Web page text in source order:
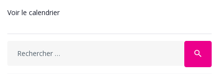
Voir le calendrier
search